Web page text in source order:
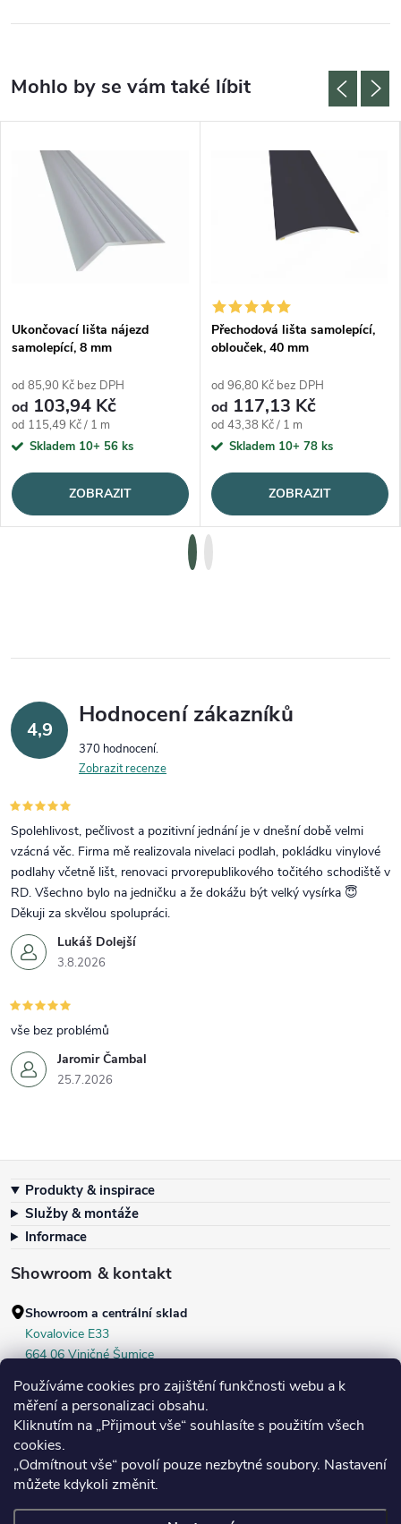
Používáme cookies pro zajištění funkčnosti webu a k
měření a personalizaci obsahu.
Kliknutím na „Přijmout vše“ souhlasíte s použitím všech
cookies.
„Odmítnout vše“ povolí pouze nezbytné soubory. Nastavení
můžete kdykoli změnit.
Ukončovací lišta nájezd
samolepící, 8 mm
od 85,90 Kč bez DPH
od 103,94 Kč
Měrná cena:
od 115,49 Kč / 1 m
Skladem 10+ 56 ks
ZOBRAZIT
Přechodová lišta samolepící,
oblouček, 40 mm
od 96,80 Kč bez DPH
od 117,13 Kč
Měrná cena:
od 43,38 Kč / 1 m
Skladem 10+ 78 ks
ZOBRAZIT
4,9
Hodnocení zákazníků
370 hodnocení
Zobrazit recenze
Lukáš Dolejší
3.8.2026
Spolehlivost, pečlivost a pozitivní jednání je v dnešní době velmi
vzácná věc. Firma mě realizovala nivelaci podlah, pokládku vinylové
podlahy včetně lišt, renovaci prvorepublikového točitého schodiště v
RD. Všechno bylo na jedničku a že dokážu být velký vysírka 😇
Děkuji za skvělou spolupráci.
Jaromir Čambal
25.7.2026
vše bez problémů
Produkty & inspirace
Služby & montáže
Informace
Showroom & kontakt
Showroom a centrální sklad
Kovalovice E33
664 06 Viničné Šumice
+420 604 536 499
Po–Pá:7:30–16:00
Středa:
Sobota:8:00–10:00